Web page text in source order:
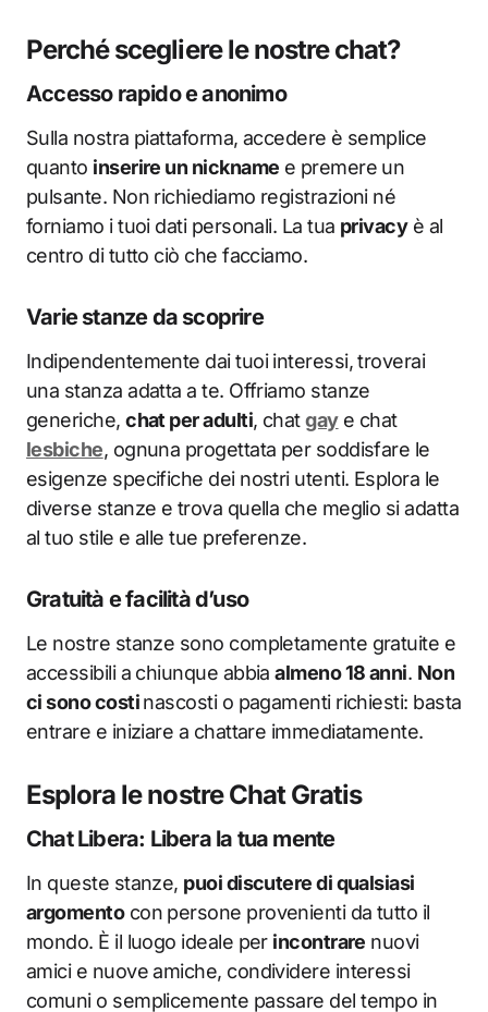
Perché scegliere le nostre chat?
Accesso rapido e anonimo
Sulla nostra piattaforma, accedere è semplice
quanto inserire un nickname e premere un
pulsante. Non richiediamo registrazioni né
forniamo i tuoi dati personali. La tua privacyè al
centro di tutto ciò che facciamo.
Varie stanze da scoprire
Indipendentemente dai tuoi interessi, troverai
una stanza adatta a te. Offriamo stanze
generiche,chat per adulti, chatgaye chat
lesbiche, ognuna progettata per soddisfare le
esigenze specifiche dei nostri utenti. Esplora le
diverse stanze e trova quella che meglio si adatta
al tuo stile e alle tue preferenze.
Gratuità e facilità d’uso
Le nostre stanze sono completamente gratuite e
accessibili a chiunque abbiaalmeno 18 anni. Non
ci sono costinascosti o pagamenti richiesti: basta
entrare e iniziare a chattare immediatamente.
Esplora le nostre Chat Gratis
Chat Libera: Libera la tua mente
In queste stanze, puoi discutere di qualsiasi
argomentocon persone provenienti da tutto il
mondo. È il luogo ideale per incontrare nuovi
amici e nuove amiche, condividere interessi
comuni o semplicemente passare del tempo in